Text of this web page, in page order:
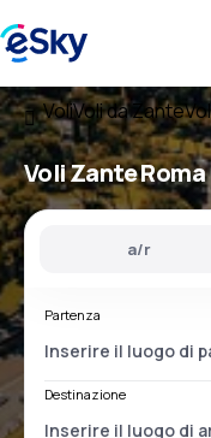
VoliVoli da Zante
VoliZante Roma
a/r
Partenza
Destinazione